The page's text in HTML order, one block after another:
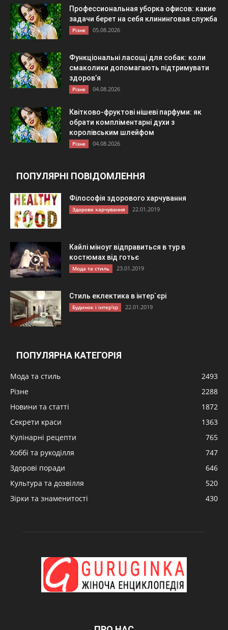
Профессиональная уборка офисов: какие
задачи берет на себя клининговая служба
Різне 05.08.2026
Функціональні ласощі для собак: коли
смаколики допомагають підтримувати
здоров’я
Різне 04.08.2026
Квітково-фруктові нішеві парфуми: як
обрати компліментарні духи з
королівським шлейфом
Різне 04.08.2026
ПОПУЛЯРНІ ПОВІДОМЛЕННЯ
Філософія здорового харчування
Здорове харчування 22.01.2019
Кайлі міноуг відправиться в тур в
костюмах від готьє
Мода та стиль 23.01.2019
Стиль еклектика в інтер`єрі
Будинок і інтер'єр 22.01.2019
ПОПУЛЯРНА КАТЕГОРІЯ
Мода та стиль
2493
Різне
2288
Новини та статті
1872
Секрети краси
1363
Кулінарні рецепти
765
Хоббі та рукоділля
747
Здорові поради
646
Культура та дозвілля
520
Зірки та знаменитості
430